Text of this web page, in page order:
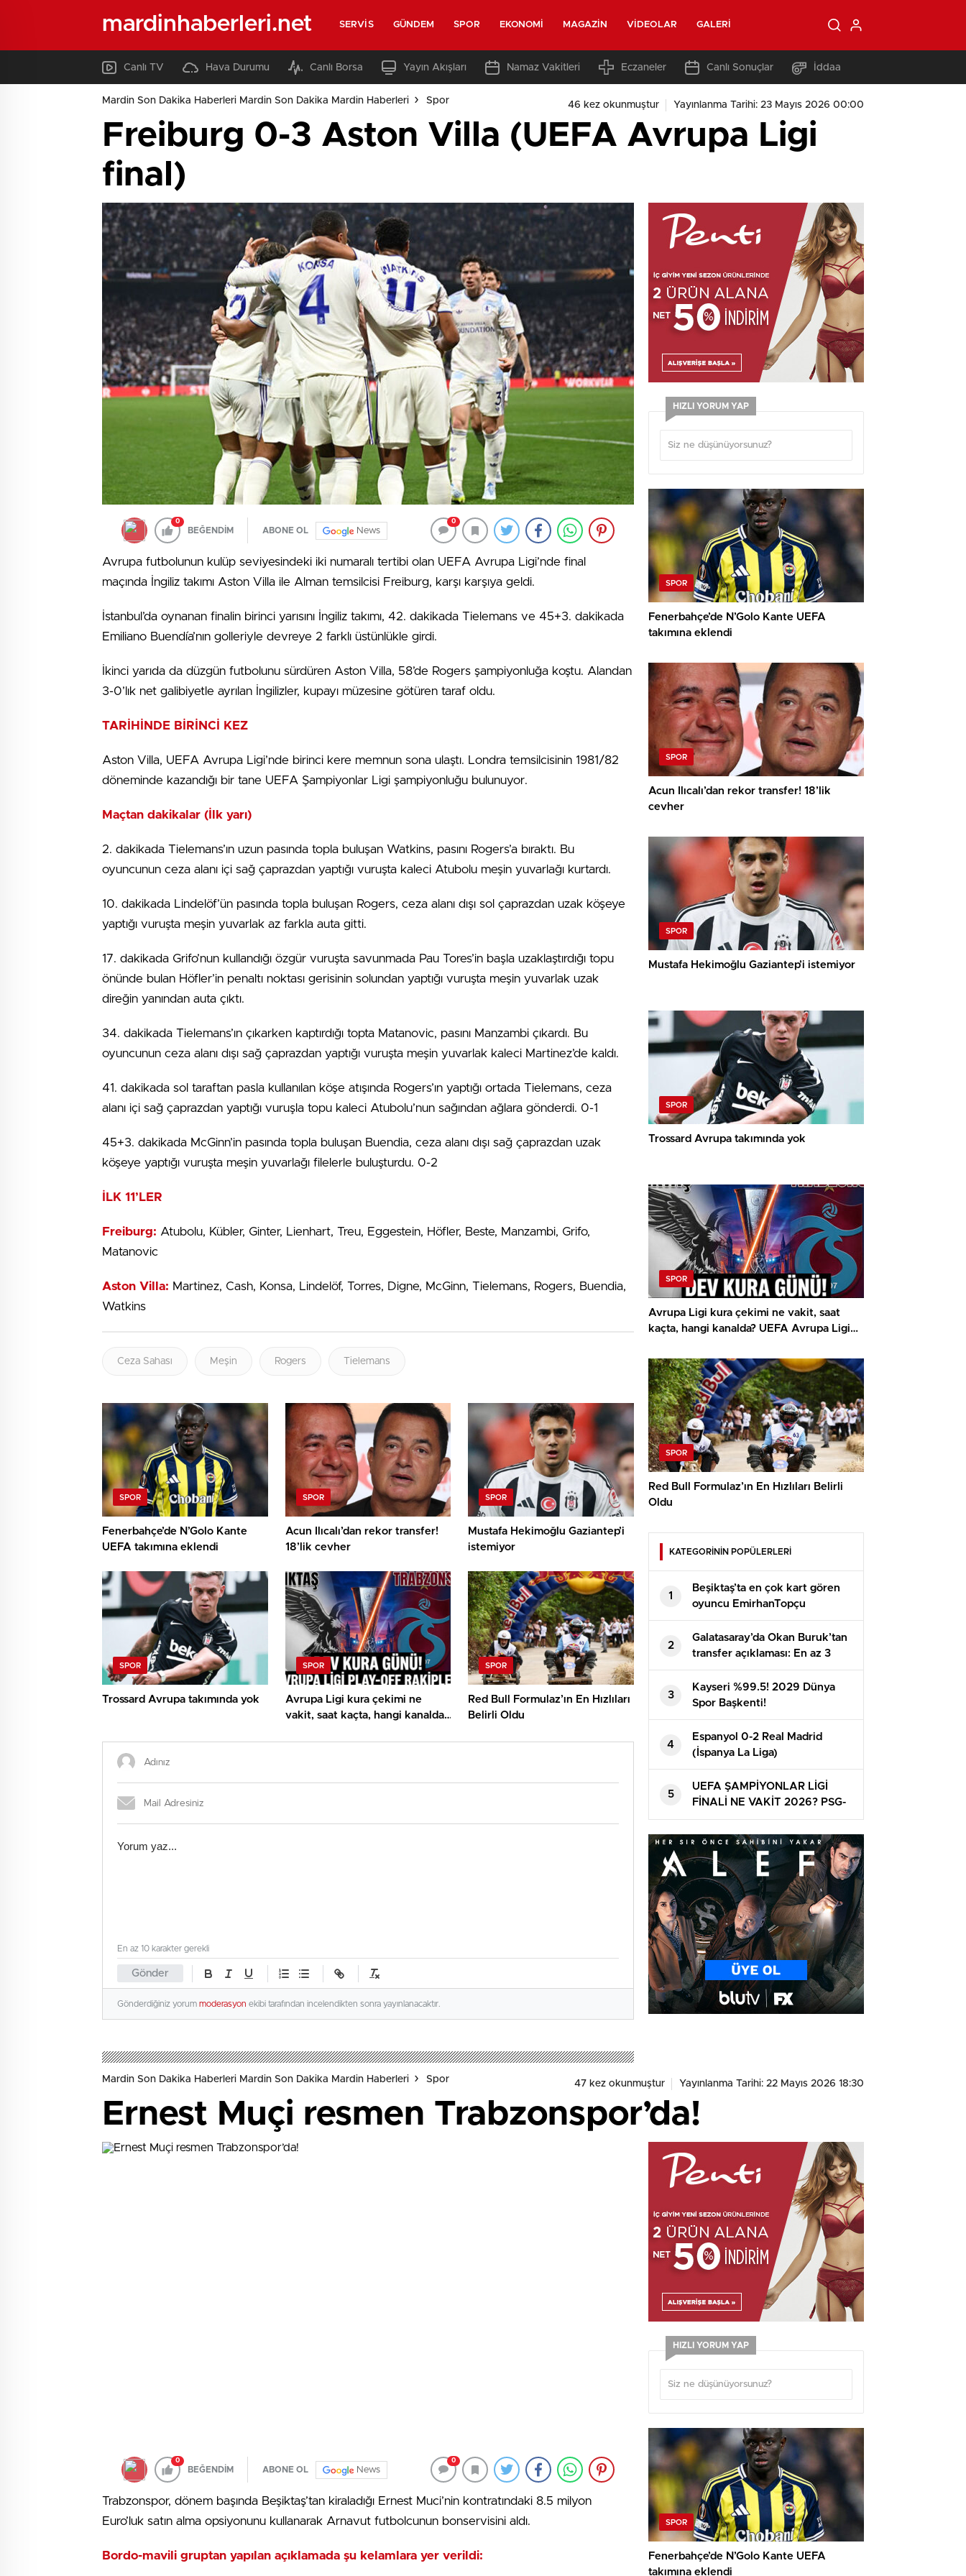
mardinhaberleri.net SERVIS GÜNDEM SPOR EKONOMI MAGAZIN VIDEOLAR GALERI
Canlı TV Hava Durumu Canlı Borsa Yayın Akışları Namaz Vakitleri Eczaneler Canlı Sonuçlar İddaa
Mardin Son Dakika Haberleri Mardin Son Dakika Mardin Haberleri Spor 46 kez okunmuştur Yayınlanma Tarihi: 23 Mayıs 2026 00:00
Freiburg 0-3 Aston Villa (UEFA Avrupa Ligi
final)
0
BEĞENDİM ABONE OL News
0
Avrupa futbolunun kulüp seviyesindeki iki numaralı tertibi olan UEFA Avrupa Ligi’nde final
maçında İngiliz takımı Aston Villa ile Alman temsilcisi Freiburg, karşı karşıya geldi.
İstanbul’da oynanan finalin birinci yarısını İngiliz takımı, 42. dakikada Tielemans ve 45+3. dakikada
Emiliano Buendía’nın golleriyle devreye 2 farklı üstünlükle girdi.
İkinci yarıda da düzgün futbolunu sürdüren Aston Villa, 58’de Rogers şampiyonluğa koştu. Alandan
3-0’lık net galibiyetle ayrılan İngilizler, kupayı müzesine götüren taraf oldu.
TARİHİNDE BİRİNCİ KEZ
Aston Villa, UEFA Avrupa Ligi’nde birinci kere memnun sona ulaştı. Londra temsilcisinin 1981/82
döneminde kazandığı bir tane UEFA Şampiyonlar Ligi şampiyonluğu bulunuyor.
Maçtan dakikalar (İlk yarı)
2. dakikada Tielemans’ın uzun pasında topla buluşan Watkins, pasını Rogers’a bıraktı. Bu
oyuncunun ceza alanı içi sağ çaprazdan yaptığı vuruşta kaleci Atubolu meşin yuvarlağı kurtardı.
10. dakikada Lindelöf’ün pasında topla buluşan Rogers, ceza alanı dışı sol çaprazdan uzak köşeye
yaptığı vuruşta meşin yuvarlak az farkla auta gitti.
17. dakikada Grifo’nun kullandığı özgür vuruşta savunmada Pau Tores’in başla uzaklaştırdığı topu
önünde bulan Höfler’in penaltı noktası gerisinin solundan yaptığı vuruşta meşin yuvarlak uzak
direğin yanından auta çıktı.
34. dakikada Tielemans’ın çıkarken kaptırdığı topta Matanovic, pasını Manzambi çıkardı. Bu
oyuncunun ceza alanı dışı sağ çaprazdan yaptığı vuruşta meşin yuvarlak kaleci Martinez’de kaldı.
41. dakikada sol taraftan pasla kullanılan köşe atışında Rogers’ın yaptığı ortada Tielemans, ceza
alanı içi sağ çaprazdan yaptığı vuruşla topu kaleci Atubolu’nun sağından ağlara gönderdi. 0-1
45+3. dakikada McGinn’in pasında topla buluşan Buendia, ceza alanı dışı sağ çaprazdan uzak
köşeye yaptığı vuruşta meşin yuvarlağı filelerle buluşturdu. 0-2
İLK 11’LER
Freiburg: Atubolu, Kübler, Ginter, Lienhart, Treu, Eggestein, Höfler, Beste, Manzambi, Grifo,
Matanovic
Aston Villa: Martinez, Cash, Konsa, Lindelöf, Torres, Digne, McGinn, Tielemans, Rogers, Buendia,
Watkins
Ceza Sahası Meşin Rogers Tielemans
SPOR
Fenerbahçe’de N’Golo Kante
UEFA takımına eklendi
SPOR
Acun Ilıcalı’dan rekor transfer!
18’lik cevher
SPOR
Mustafa Hekimoğlu Gaziantep’i
istemiyor
SPOR
Trossard Avrupa takımında yok
SPOR
Avrupa Ligi kura çekimi ne
vakit, saat kaçta, hangi kanalda?
SPOR
Red Bull Formulaz’ın En Hızlıları
Belirli Oldu
Gönder
En az 10 karakter gerekli
Gönderdiğiniz yorum moderasyon ekibi tarafından incelendikten sonra yayınlanacaktır.
HIZLI YORUM YAP
SPOR
Fenerbahçe’de N’Golo Kante UEFA
takımına eklendi
SPOR
Acun Ilıcalı’dan rekor transfer! 18’lik
cevher
SPOR
Mustafa Hekimoğlu Gaziantep’i istemiyor
SPOR
Trossard Avrupa takımında yok
SPOR
Avrupa Ligi kura çekimi ne vakit, saat
kaçta, hangi kanalda? UEFA Avrupa Ligi
rakipleri
SPOR
Red Bull Formulaz’ın En Hızlıları Belirli
Oldu
KATEGORİNİN POPÜLERLERİ
1
Beşiktaş’ta en çok kart gören
oyuncu EmirhanTopçu
2
Galatasaray’da Okan Buruk’tan
transfer açıklaması: En az 3
oyuncu daha alınacak | Mauro
Icardi, Boey, Nelsson…
3
Kayseri %99.5! 2029 Dünya
Spor Başkenti!
4
Espanyol 0-2 Real Madrid
(İspanya La Liga)
5
UEFA ŞAMPİYONLAR LİGİ
FİNALİ NE VAKİT 2026? PSG-
Arsenal maçı ne vakit ve
nerede oynanacak? Finalin ismi
belirli oldu!
Mardin Son Dakika Haberleri Mardin Son Dakika Mardin Haberleri Spor 47 kez okunmuştur Yayınlanma Tarihi: 22 Mayıs 2026 18:30
Ernest Muçi resmen Trabzonspor’da!
0
BEĞENDİM ABONE OL News
0
Trabzonspor, dönem başında Beşiktaş’tan kiraladığı Ernest Muci’nin kontratındaki 8.5 milyon
Euro’luk satın alma opsiyonunu kullanarak Arnavut futbolcunun bonservisini aldı.
Bordo-mavili gruptan yapılan açıklamada şu kelamlara yer verildi:
HIZLI YORUM YAP
SPOR
Fenerbahçe’de N’Golo Kante UEFA
takımına eklendi